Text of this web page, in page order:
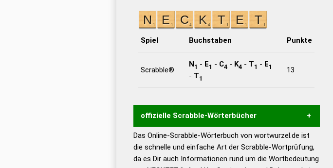
Spiel Buchstaben Punkte
Scrabble®
N1 - E1 - C4 - K4 - T1 - E1
- T1
13
offizielle Scrabble-Wörterbücher
Wortwurzel liefert mit Hilfe eines semantischen
Wortanalyse-Algorithmus gute Anhaltspunkte zu
Wortbedeutung, Worttrennung und Wortform, um die
Das Online-Scrabble-Wörterbuch von wortwurzel.de ist
die schnelle und einfache Art der Scrabble-Wortprüfung,
da es Dir auch Informationen rund um die Wortbedeutung